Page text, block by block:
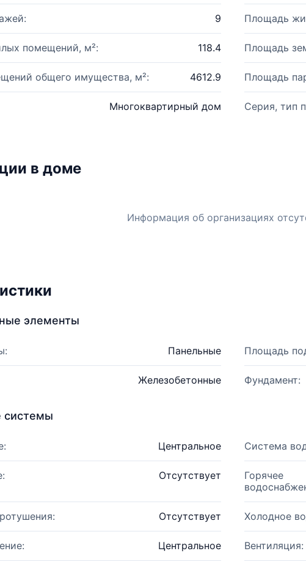
9 Площадь
помещений, м²: 118.4 Площадь
общего имущества, м²: 4612.9 Площадь
Многоквартирный дом Серия, тип
в доме
Информация об организациях
элементы
Панельные Площадь
Железобетонные Фундамент:
Центральное Система
Отсутствует
Горячее
Отсутствует Холодное
Центральное Вентиляция: